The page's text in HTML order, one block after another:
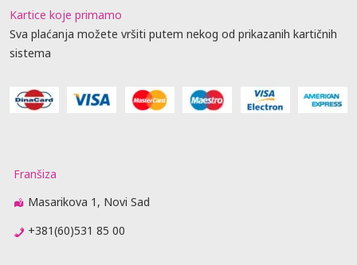
Kartice koje primamo
Sva plaćanja možete vršiti putem nekog od prikazanih kartičnih
sistema
Franšiza
Masarikova 1, Novi Sad
+381(60)531 85 00